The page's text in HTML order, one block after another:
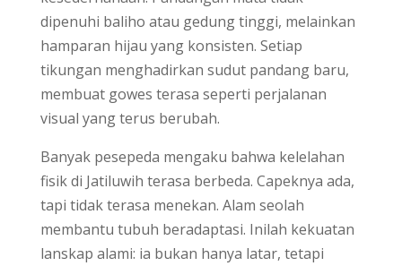
dipenuhi baliho atau gedung tinggi, melainkan
hamparan hijau yang konsisten. Setiap
tikungan menghadirkan sudut pandang baru,
membuat gowes terasa seperti perjalanan
visual yang terus berubah.
Banyak pesepeda mengaku bahwa kelelahan
fisik di Jatiluwih terasa berbeda. Capeknya ada,
tapi tidak terasa menekan. Alam seolah
membantu tubuh beradaptasi. Inilah kekuatan
lanskap alami: ia bukan hanya latar, tetapi